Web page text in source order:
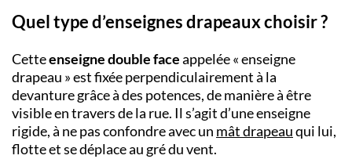
Quel type d’enseignes drapeaux choisir ?
Cetteenseigne double faceappelée « enseigne
drapeau » est fixée perpendiculairement à la
devanture grâce à des potences, de manière à être
visible en travers de la rue. Il s’agit d’une enseigne
rigide, à ne pas confondre avec un mât drapeauqui lui,
flotte et se déplace au gré du vent.